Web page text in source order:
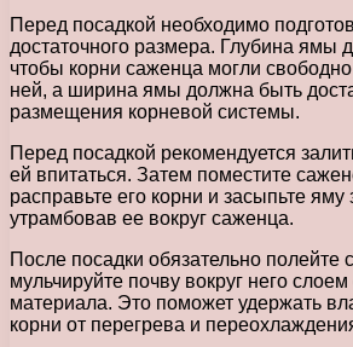
Перед посадкой необходимо
достаточного размера. Глубина ямы
чтобы корни саженца могли
ней, а ширина ямы должна быть
размещения корневой системы.
Перед посадкой рекомендуется
ей впитаться. Затем поместите
расправьте его корни и засыпьте
утрамбовав ее вокруг саженца.
После посадки обязательно полейте
мульчируйте почву вокруг него слоем
материала. Это поможет удержать
корни от перегрева и